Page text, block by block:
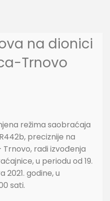
na dionici
Trnovo
režima saobraćaja
preciznije na
radi izvođenja
u periodu od 19.
godine, u
sati.